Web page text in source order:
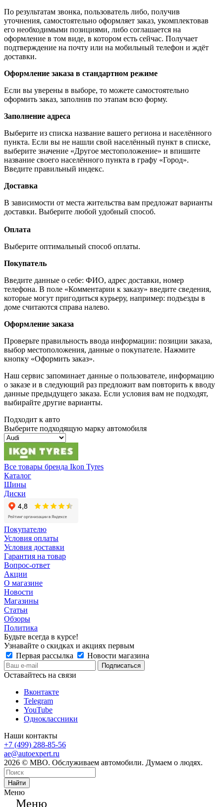
По результатам звонка, пользователь либо, получив
уточнения, самостоятельно оформляет заказ, укомплектовав
его необходимыми позициями, либо соглашается на
оформление в том виде, в котором есть сейчас. Получает
подтверждение на почту или на мобильный телефон и ждёт
доставки.
Оформление заказа в стандартном режиме
Если вы уверены в выборе, то можете самостоятельно
оформить заказ, заполнив по этапам всю форму.
Заполнение адреса
Выберите из списка название вашего региона и населённого
пункта. Если вы не нашли свой населённый пункт в списке,
выберите значение «Другое местоположение» и впишите
название своего населённого пункта в графу «Город».
Введите правильный индекс.
Доставка
В зависимости от места жительства вам предложат варианты
доставки. Выберите любой удобный способ.
Оплата
Выберите оптимальный способ оплаты.
Покупатель
Введите данные о себе: ФИО, адрес доставки, номер
телефона. В поле «Комментарии к заказу» введите сведения,
которые могут пригодиться курьеру, например: подъезды в
доме считаются справа налево.
Оформление заказа
Проверьте правильность ввода информации: позиции заказа,
выбор местоположения, данные о покупателе. Нажмите
кнопку «Оформить заказ».
Наш сервис запоминает данные о пользователе, информацию
о заказе и в следующий раз предложит вам повторить к вводу
данные предыдущего заказа. Если условия вам не подходят,
выбирайте другие варианты.
Подходит к авто
Выберите подходящую марку автомобиля
Все товары бренда Ikon Tyres
Каталог
Шины
Диски
Покупателю
Условия оплаты
Условия доставки
Гарантия на товар
Вопрос-ответ
Акции
О магазине
Новости
Магазины
Статьи
Обзоры
Политика
Будьте всегда в курсе!
Узнавайте о скидках и акциях первым
Первая рассылка
Новости магазина
Оставайтесь на связи
Вконтакте
Telegram
YouTube
Одноклассники
Наши контакты
+7 (499) 288-85-56
ae@autoexpert.ru
2026 © МВО. Обслуживаем автомобили. Думаем о людях.
Найти
Меню
Меню